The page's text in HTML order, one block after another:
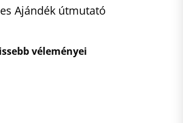
Ajándék útmutató
véleményei